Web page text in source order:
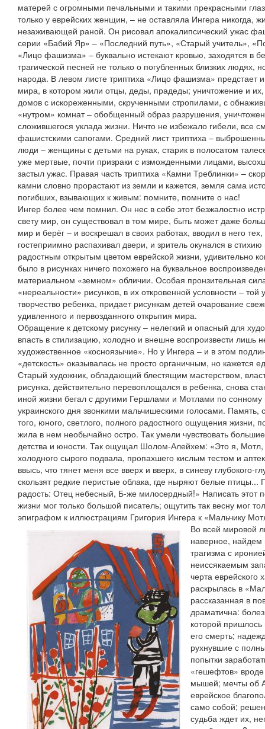
матерей с огромными печальными и такими прекрасными
только у еврейских женщин, – не оставляла Ингера никогда,
незаживающей раной. Он рисовал апокалипсический ужас
серии «Бабий Яр» – «Последний путь», «Старый учитель»,
«Лицо фашизма» – буквально истекают кровью, заходятся в
трагической песней не только о погубленных близких людях,
народа. В левом листе триптиха «Лицо фашизма» предстает
мира, в котором жили отцы, деды, прадеды; уничтожение и
домов с искореженными, скрученными стропилами, с
«нутром» комнат – обобщенный образ разрушения,
сложившегося уклада жизни. Ничто не избежало гибели, все
фашистскими сапогами. Средний лист триптиха –
люди – женщины с детьми на руках, старик в полосатом
уже мертвые, почти призраки с изможденными лицами,
застыл ужас. Правая часть триптиха «Камни Треблинки» –
камни словно прорастают из земли и кажется, земля сама
погибших, взывающих к живым: помните, помните о нас!
Ингер более чем помнил. Он нес в себе этот безжалостно
свету мир, он существовал в том мире, быть может даже
мир и берёг – и воскрешал в своих работах, вводил в него
гостеприимно распахивал двери, и зритель окунался в
радостным открытым цветом еврейской жизни, удивительно
было в рисунках ничего похожего на буквальное
материальном «земном» обличии. Особая пронзительная
«нереальности» рисунков, в их откровенной условности – той
творчество ребенка, придает рисункам детей очарование
удивленного и первозданного открытия мира.
Обращение к детскому рисунку – нелегкий и опасный для
впасть в стилизацию, холодно и внешне воспроизвести лишь
художественное «косноязычие». Но у Ингера – и в этом
«детскость» оказывалась не просто органичным, но
Старый художник, обладающий блестящим мастерством,
рисунка, действительно перевоплощался в ребенка, снова
иной жизни бегал с другими Гершлами и Мотлами по сонному
украинского дня звонкими мальчишескими голосами. Память,
того, юного, светлого, полного радостного ощущения жизни,
жила в нем необычайно остро. Так умели чувствовать
детства и юности. Так ощущал Шолом-Алейхем: «Это я, Мотл,
холодного сырого подвала, пропахшего кислым тестом и
ввысь, что тянет меня все вверх и вверх, в синеву глубокого-
скользят редкие перистые облака, где ныряют белые птицы...
радость: Отец небесный, Б-же милосердный!» Написать этот
жизни мог только большой писатель; ощутить так весну мог
эпиграфом к иллюстрациям Григория Ингера к «Мальчику
Во всей мировой
наверное, найдем
трагизма с
неиссякаемым
черта еврейского
раскрылась в
рассказанная в
драматична:
которой
его смерть;
рухнувшие с
попытки
«гешефтов»
мышей; мечты об
еврейское
само собой;
судьба ждет их,